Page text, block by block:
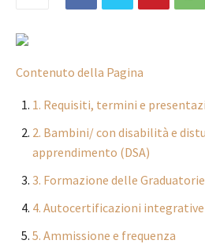
Contenuto della Pagina
1. Requisiti, termini e
2. Bambini/ con disabilità e
apprendimento (DSA)
3. Formazione delle
4. Autocertificazioni integrative
5. Ammissione e frequenza